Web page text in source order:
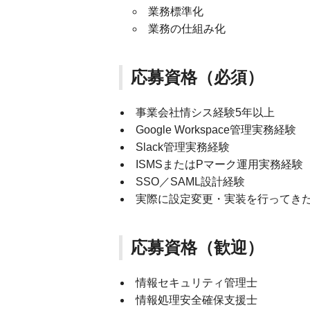
業務標準化
業務の仕組み化
応募資格（必須）
事業会社情シス経験5年以上
Google Workspace管理実務経験
Slack管理実務経験
ISMSまたはPマーク運用実務経験
SSO／SAML設計経験
実際に設定変更・実装を行ってき
応募資格（歓迎）
情報セキュリティ管理士
情報処理安全確保支援士